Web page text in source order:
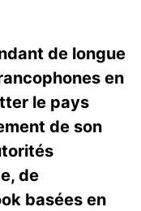
de longue
en
le pays
de son
de
basées en